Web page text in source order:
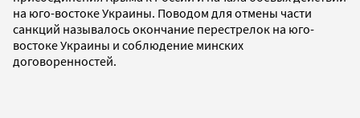
на юго-востоке Украины. Поводом для отмены части
санкций называлось окончание перестрелок на юго-
востоке Украины и соблюдение минских
договоренностей.